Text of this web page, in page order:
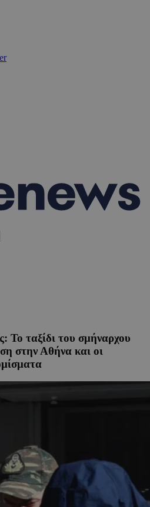
Το ταξίδι του σμήναρχου
στην Αθήνα και οι